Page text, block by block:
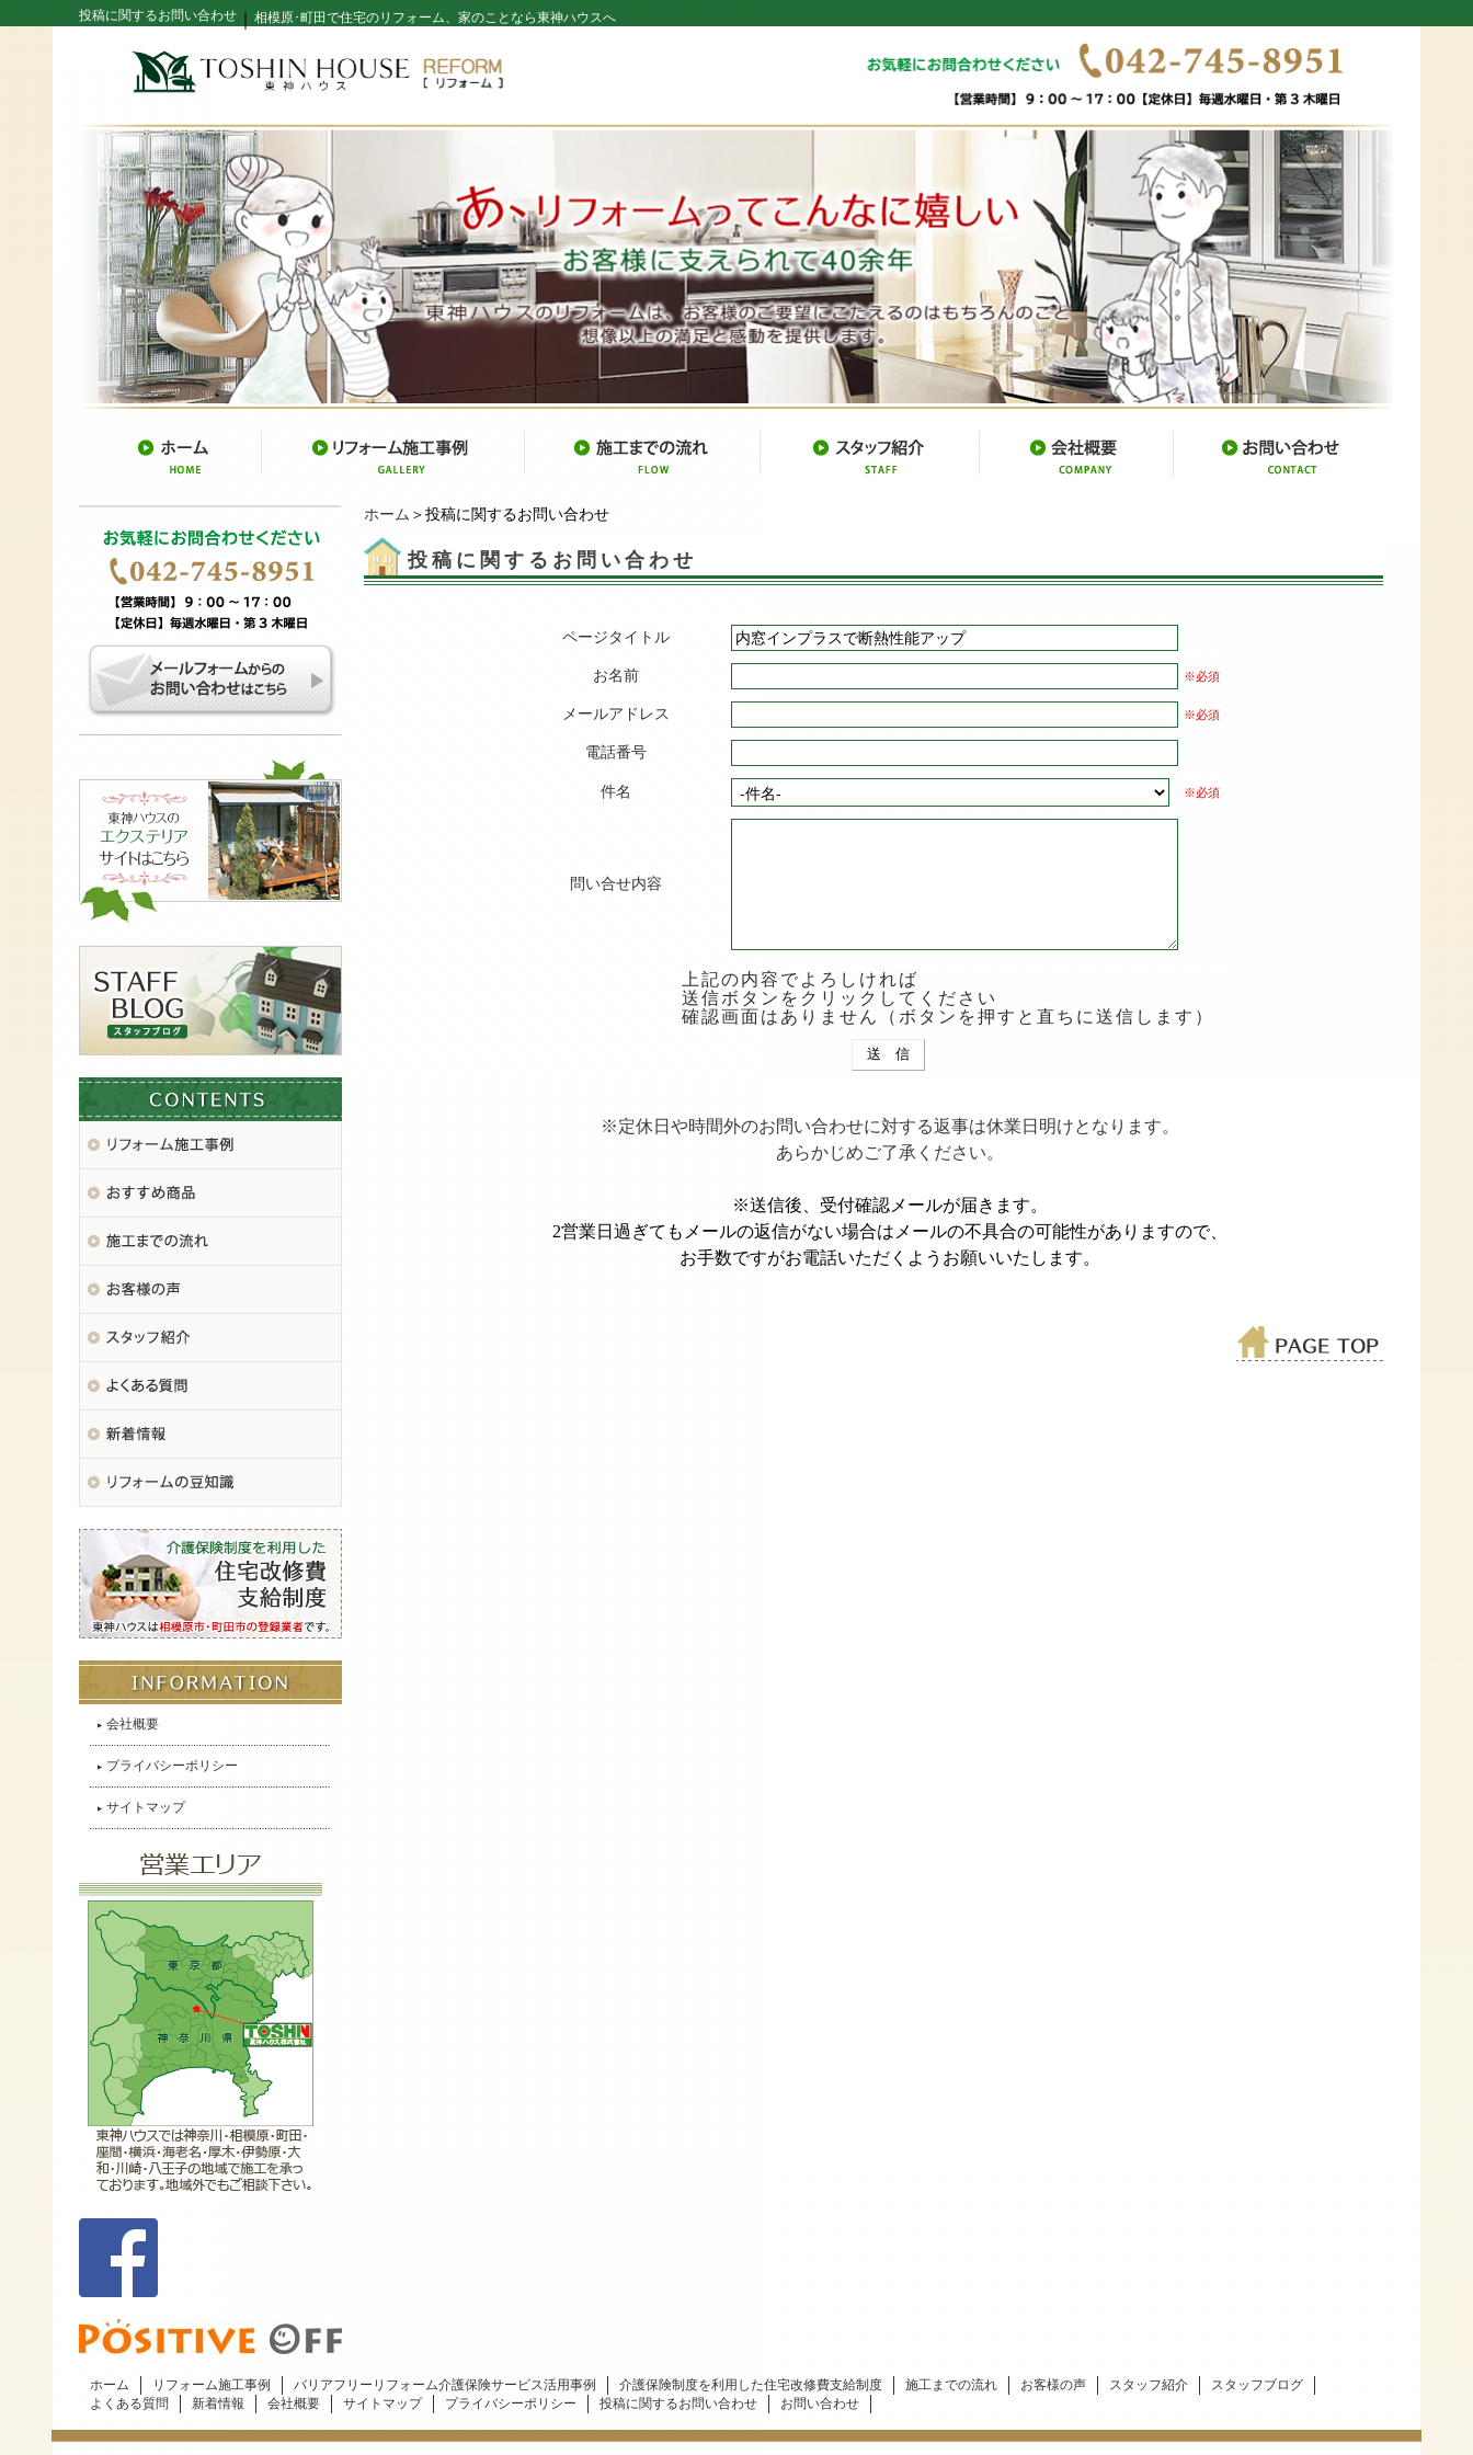
投稿に関するお問い合わせ 相模原･町田で住宅のリフォーム、家のことなら東神ハウスへ
ホーム ＞投稿に関するお問い合わせ
投稿に関するお問い合わせ
ページタイトル
お名前 ※必須
メールアドレス ※必須
電話番号
件名 ※必須
問い合せ内容
上記の内容でよろしければ
送信ボタンをクリックしてください
確認画面はありません（ボタンを押すと直ちに送信します）
※定休日や時間外のお問い合わせに対する返事は休業日明けとなります。
あらかじめご了承ください。
※送信後、受付確認メールが届きます。
2営業日過ぎてもメールの返信がない場合はメールの不具合の可能性がありますので、
お手数ですがお電話いただくようお願いいたします。
会社概要
プライバシーポリシー
サイトマップ
ホーム リフォーム施工事例 バリアフリーリフォーム介護保険サービス活用事例 介護保険制度を利用した住宅改修費支給制度 施工までの流れ お客様の声 スタッフ紹介
スタッフブログ
よくある質問
新着情報 会社概要 サイトマップ プライバシーポリシー 投稿に関するお問い合わせ お問い合わせ